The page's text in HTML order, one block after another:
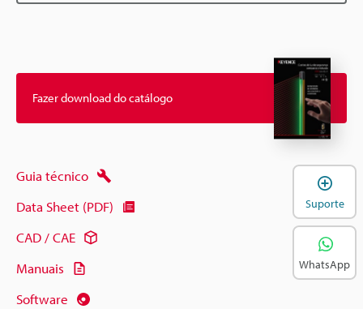
Fazer download do catálogo
Guia técnico
Data Sheet (PDF)
CAD / CAE
Manuais
Software
Suporte
WhatsApp